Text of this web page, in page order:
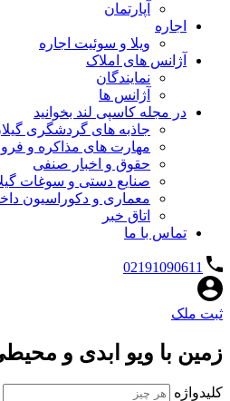
آپارتمان
اجاره
ویلا و سوئیت اجاره
آژانس های املاک
نمایندگان
آژانس ها
در مجله کاسپی لند بخوانید
جاذبه های گردشگری
مهارت های مذاکره و
حقوق و اخبار صنفی
صنایع دستی و سوغات
معماری و دکوراسیون
اتاق خبر
تماس با ما
02191090611
ثبت ملک
زمین با ویو ابدی و
کلیدواژه